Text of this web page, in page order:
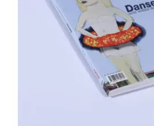
Area revue n° 28 –
de vie